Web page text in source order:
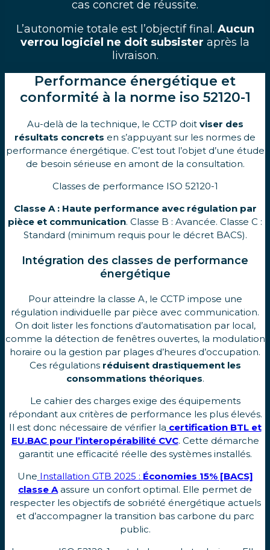
cas concret de réussite.
L’autonomie totale est l’objectif final. Aucun
verrou logiciel ne doit subsister après la
livraison.
Performance énergétique et
conformité à la norme iso 52120-1
Au-delà de la technique, le CCTP doit viser des
résultats concrets en s’appuyant sur les normes de
performance énergétique. C’est tout l’objet d’une étude
de besoin sérieuse en amont de la consultation.
Classes de performance ISO 52120-1
Classe A : Haute performance avec régulation par
pièce et communication. Classe B : Avancée. Classe C :
Standard (minimum requis pour le décret BACS).
Intégration des classes de performance
énergétique
Pour atteindre la classe A, le CCTP impose une
régulation individuelle par pièce avec communication.
On doit lister les fonctions d’automatisation par local,
comme la détection de fenêtres ouvertes, la modulation
horaire ou la gestion par plages d’heures d’occupation.
Ces régulations réduisent drastiquement les
consommations théoriques.
Le cahier des charges exige des équipements
répondant aux critères de performance les plus élevés.
Il est donc nécessaire de vérifier la certification BTL et
EU.BAC pour l’interopérabilité CVC. Cette démarche
garantit une efficacité réelle des systèmes installés.
Une Installation GTB 2025 : Économies 15% [BACS]
classe A assure un confort optimal. Elle permet de
respecter les objectifs de sobriété énergétique actuels
et d’accompagner la transition bas carbone du parc
public.